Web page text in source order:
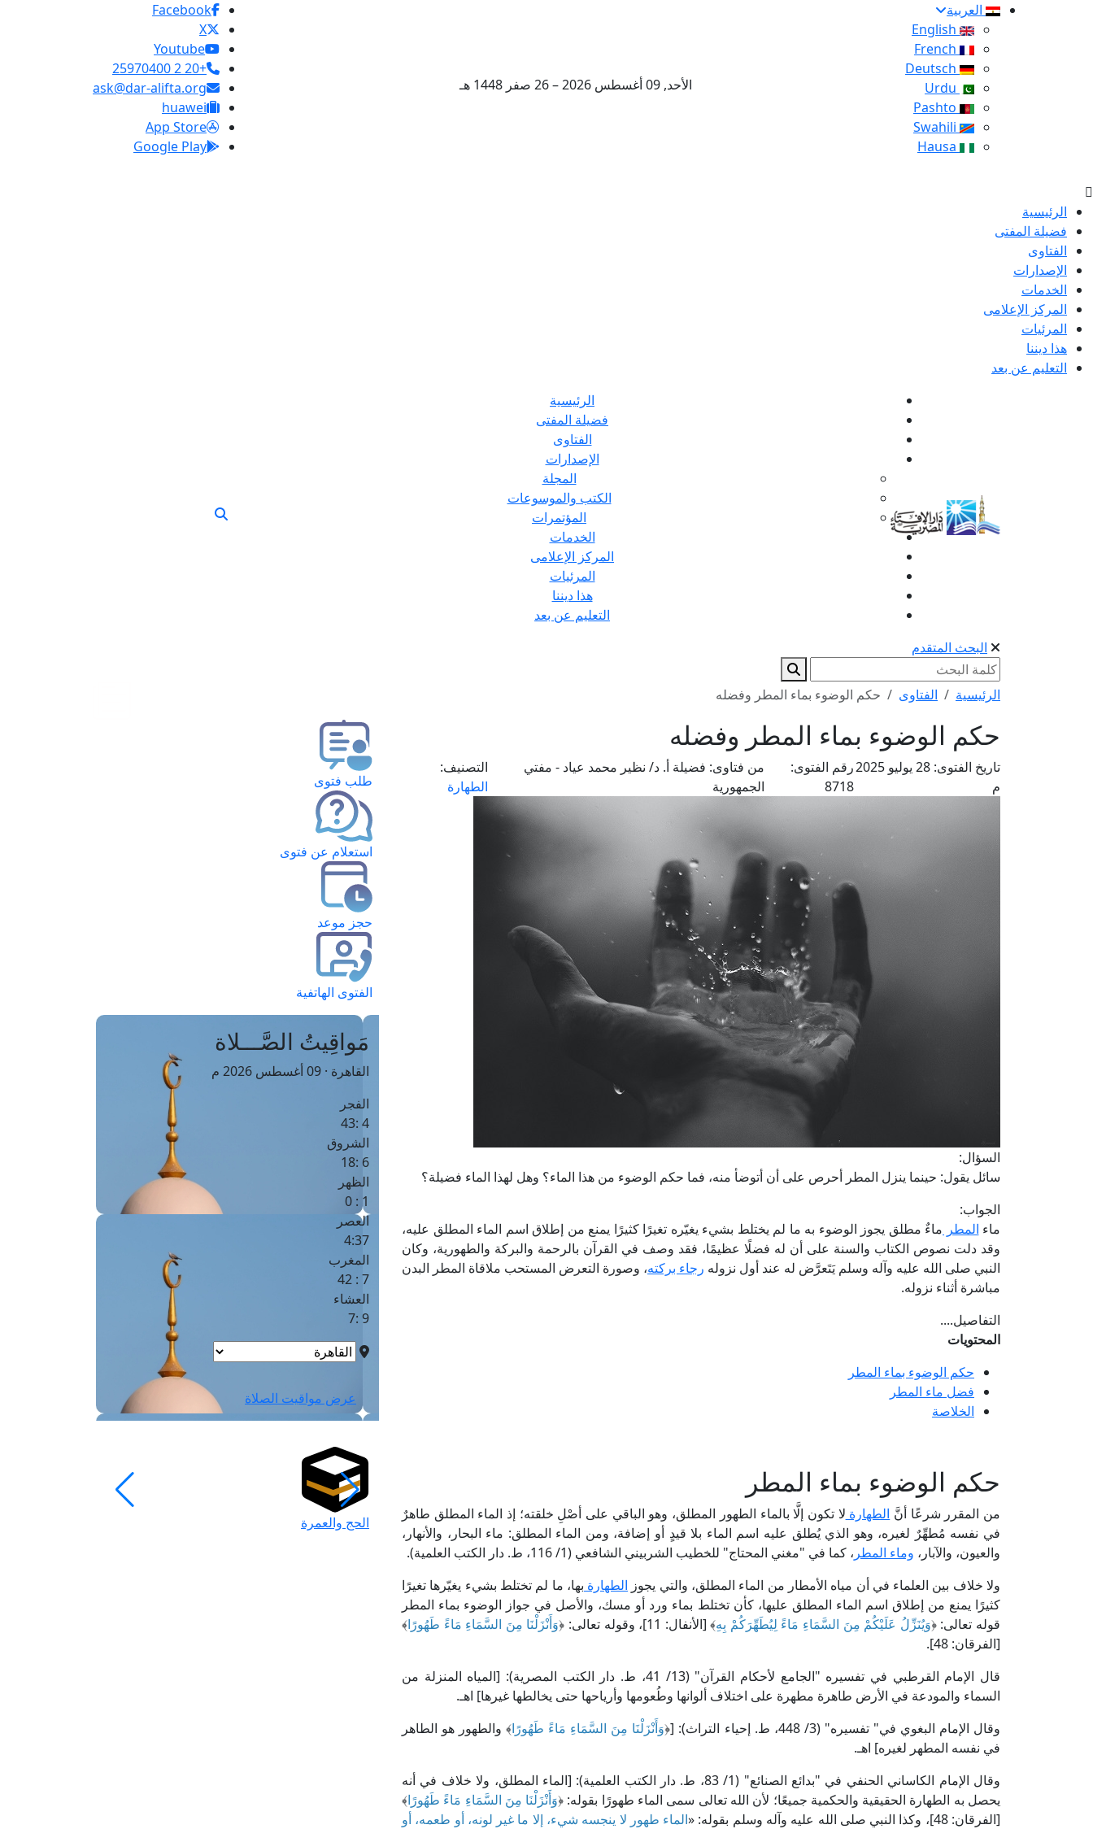
العربية
الأحد, 09 أغسطس 2026 – 26 صفر 1448 هـ
Facebook
X
Youtube
+20 2 25970400
ask@dar-alifta.org
huawei
App Store
Google Play
الرئيسية
فضيلة المفتى
الفتاوى
الإصدارات
الخدمات
المركز الإعلامى
المرئيات
هذا ديننا
التعليم عن بعد
الرئيسية
فضيلة المفتى
الفتاوى
الإصدارات
المجلة
الكتب والموسوعات
المؤتمرات
الخدمات
المركز الإعلامى
المرئيات
هذا ديننا
التعليم عن بعد
البحث المتقدم
الرئيسية الفتاوى حكم الوضوء بماء المطر وفضله
حكم الوضوء بماء المطر وفضله
تاريخ الفتوى:
28 يوليو 2025
م
رقم الفتوى:
8718
من فتاوى: فضيلة أ. د/ نظير محمد عياد - مفتي
الجمهورية
التصنيف:
الطهارة
السؤال:
سائل يقول: حينما ينزل المطر أحرص على أن أتوضأ منه، فما حكم الوضوء من هذا الماء؟ وهل لهذا الماء فضيلة؟
الجواب:
ماء المطر ماءٌ مطلق يجوز الوضوء به ما لم يختلط بشيء يغيّره تغيرًا كثيرًا يمنع من إطلاق اسم الماء المطلق عليه،
وقد دلت نصوص الكتاب والسنة على أن له فضلًا عظيمًا، فقد وصف في القرآن بالرحمة والبركة والطهورية، وكان
النبي صلى الله عليه وآله وسلم يَتَعرَّض له عند أول نزوله رجاء بركته، وصورة التعرض المستحب ملاقاة المطر البدن
مباشرة أثناء نزوله.
التفاصيل....
المحتويات
حكم الوضوء بماء المطر
فضل ماء المطر
الخلاصة
حكم الوضوء بماء المطر
من المقرر شرعًا أنَّ الطهارة لا تكون إلَّا بالماء الطهور المطلق، وهو الباقي على أصْلِ خلقته؛ إذ الماء المطلق طاهرٌ
في نفسه مُطهِّرٌ لغيره، وهو الذي يُطلق عليه اسم الماء بلا قيدٍ أو إضافة، ومن الماء المطلق: ماء البحار، والأنهار،
والعيون، والآبار، وماء المطر ، كما في "مغني المحتاج" للخطيب الشربيني الشافعي (1/ 116، ط. دار الكتب العلمية).
ولا خلاف بين العلماء في أن مياه الأمطار من الماء المطلق، والتي يجوز الطهارة بها، ما لم تختلط بشيء يغيّرها تغيرًا
كثيرًا يمنع من إطلاق اسم الماء المطلق عليها، كأن تختلط بماء ورد أو مسك، والأصل في جواز الوضوء بماء المطر
قوله تعالى: ﴿وَيُنَزِّلُ عَلَيْكُمْ مِنَ السَّمَاءِ مَاءً لِيُطَهِّرَكُمْ بِهِ﴾ [الأنفال: 11]، وقوله تعالى: ﴿ وَأَنْزَلْنَا مِنَ السَّمَاءِ مَاءً طَهُورًا﴾
[الفرقان: 48].
قال الإمام القرطبي في تفسيره "الجامع لأحكام القرآن" (13/ 41، ط. دار الكتب المصرية): [المياه المنزلة من
السماء والمودعة في الأرض طاهرة مطهرة على اختلاف ألوانها وطُعومها وأرياحها حتى يخالطها غيرها] اهـ.
وقال الإمام البغوي في" تفسيره" (3/ 448، ط. إحياء التراث): [﴿
وَأَنْزَلْنَا مِنَ السَّمَاءِ مَاءً طَهُورًا﴾ والطهور هو الطاهر
في نفسه المطهر لغيره] اهـ.
وقال الإمام الكاساني الحنفي في "بدائع الصنائع" (1/ 83، ط. دار الكتب العلمية): [الماء المطلق، ولا خلاف في أنه
يحصل به الطهارة الحقيقية والحكمية جميعًا؛ لأن الله تعالى سمى الماء طهورًا بقوله: ﴿وَأَنْزَلْنَا مِنَ السَّمَاءِ مَاءً طَهُورًا﴾
[الفرقان: 48]، وكذا النبي صلى الله عليه وآله وسلم بقوله: «
الماء طهور لا ينجسه شيء، إلا ما غير لونه، أو طعمه، أو
طلب فتوى
استعلام عن فتوى
حجز موعد
الفتوى الهاتفية
مَواقِيتُ الصَّـــلاة
القاهرة · 09 أغسطس 2026 م
الفجر
4 :43
الشروق
6 :18
الظهر
1 : 0
العصر
4:37
المغرب
7 : 42
العشاء
9 :7
عرض مواقيت الصلاة
الحج والعمرة